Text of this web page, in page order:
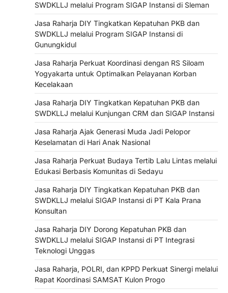
SWDKLLJ melalui Program SIGAP Instansi di Sleman
Jasa Raharja DIY Tingkatkan Kepatuhan PKB dan
SWDKLLJ melalui Program SIGAP Instansi di
Gunungkidul
Jasa Raharja Perkuat Koordinasi dengan RS Siloam
Yogyakarta untuk Optimalkan Pelayanan Korban
Kecelakaan
Jasa Raharja DIY Tingkatkan Kepatuhan PKB dan
SWDKLLJ melalui Kunjungan CRM dan SIGAP Instansi
Jasa Raharja Ajak Generasi Muda Jadi Pelopor
Keselamatan di Hari Anak Nasional
Jasa Raharja Perkuat Budaya Tertib Lalu Lintas melalui
Edukasi Berbasis Komunitas di Sedayu
Jasa Raharja DIY Tingkatkan Kepatuhan PKB dan
SWDKLLJ melalui SIGAP Instansi di PT Kala Prana
Konsultan
Jasa Raharja DIY Dorong Kepatuhan PKB dan
SWDKLLJ melalui SIGAP Instansi di PT Integrasi
Teknologi Unggas
Jasa Raharja, POLRI, dan KPPD Perkuat Sinergi melalui
Rapat Koordinasi SAMSAT Kulon Progo